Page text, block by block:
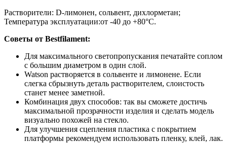
Растворители: D-лимонен, сольвент, дихлорметан;
Температура эксплуатации:от -40 до +80°С.
Советы от Bestfilament:
Для максимального светопропускания печатайте соплом
с большим диаметром в один слой.
Watson растворяется в сольвенте и лимонене. Если
слегка сбрызнуть деталь растворителем, слоистость
станет менее заметной.
Комбинация двух способов: так вы сможете достичь
максимальной прозрачности изделия и сделать модель
визуально похожей на стекло.
Для улучшения сцепления пластика с покрытием
платформы рекомендуем использовать пленку, клей, лак.